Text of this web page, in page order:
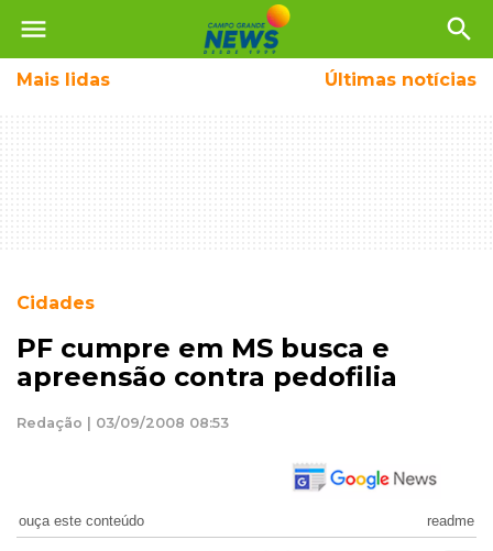
menu search
Mais lidas Últimas notícias
Cidades
PF cumpre em MS busca e
apreensão contra pedofilia
Redação | 03/09/2008 08:53
ouça este conteúdo readme